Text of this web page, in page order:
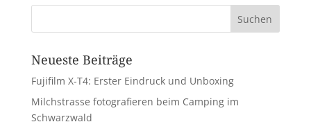
Neueste Beiträge
Fujifilm X-T4: Erster Eindruck und Unboxing
Milchstrasse fotografieren beim Camping im
Schwarzwald